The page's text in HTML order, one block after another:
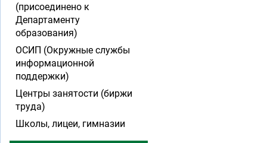
(присоединено к
Департаменту
образования)
ОСИП (Окружные службы
информационной
поддержки)
Центры занятости (биржи
труда)
Школы, лицеи, гимназии